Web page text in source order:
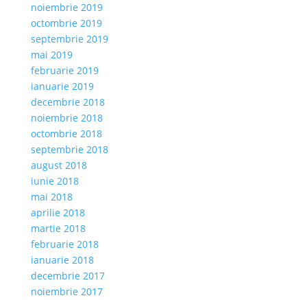
noiembrie 2019
octombrie 2019
septembrie 2019
mai 2019
februarie 2019
ianuarie 2019
decembrie 2018
noiembrie 2018
octombrie 2018
septembrie 2018
august 2018
iunie 2018
mai 2018
aprilie 2018
martie 2018
februarie 2018
ianuarie 2018
decembrie 2017
noiembrie 2017